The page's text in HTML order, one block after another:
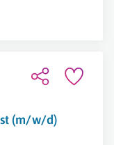
(m/w/d)